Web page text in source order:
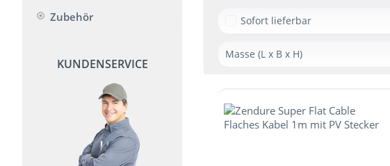
Zubehör
KUNDENSERVICE
Sofort lieferbar
Masse (L x B x H)
365 x 450 x 123 mm
650 x 260 x 80 mm